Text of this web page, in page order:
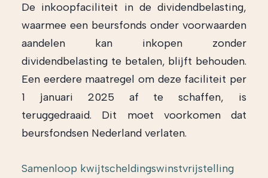
De inkoopfaciliteit in de dividendbelasting,
waarmee een beursfonds onder voorwaarden
aandelen kan inkopen zonder
dividendbelasting te betalen, blijft behouden.
Een eerdere maatregel om deze faciliteit per
1 januari 2025 af te schaffen, is
teruggedraaid. Dit moet voorkomen dat
beursfondsen Nederland verlaten.
Samenloop kwijtscheldingswinstvrijstelling